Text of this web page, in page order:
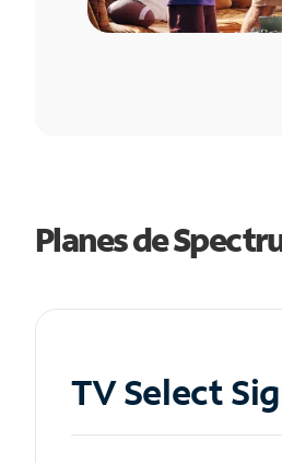
Planes de
TV Select